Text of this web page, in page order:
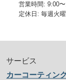
営業時間: 9:00
定休日: 毎週火
サービス
カーコーティン